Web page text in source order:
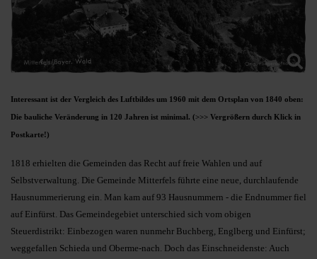
Interessant ist der Vergleich des Luftbildes um 1960 mit dem Ortsplan von 1840 oben:
Die bauliche Veränderung in 120 Jahren ist minimal. (>>> Vergrößern durch Klick in
Postkarte!)
1818 erhielten die Gemeinden das Recht auf freie Wahlen und auf
Selbstverwaltung. Die Gemeinde Mitterfels führte eine neue, durchlaufende
Hausnummerierung ein. Man kam auf 93 Hausnummern - die Endnummer fiel
auf Einfürst. Das Gemeindegebiet unterschied sich vom obigen
Steuerdistrikt: Einbezogen waren nunmehr Buchberg, Englberg und Einfürst;
weggefallen Schieda und Oberme-nach. Doch das Einschneidenste: Auch